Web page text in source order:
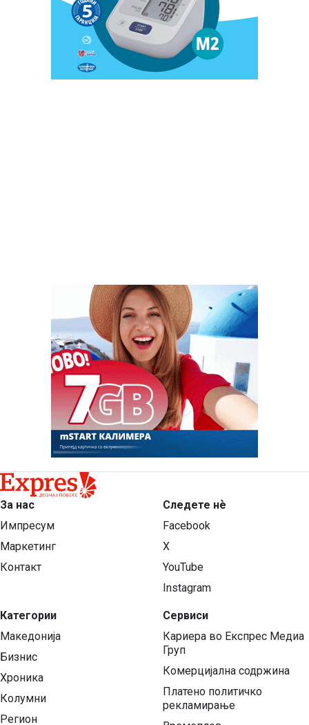
За нас
Импресум
Маркетинг
Контакт
Категории
Македонија
Бизнис
Хроника
Колумни
Регион
Следете нѐ
Facebook
X
YouTube
Instagram
Сервиси
Кариера во Експрес Медиа
Груп
Комерцијална содржина
Платено политичко
рекламирање